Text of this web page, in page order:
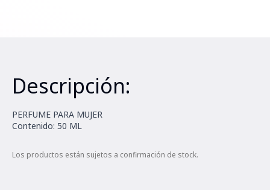
Descripción:
PERFUME PARA MUJER
Contenido: 50 ML
Los productos están sujetos a confirmación de stock.